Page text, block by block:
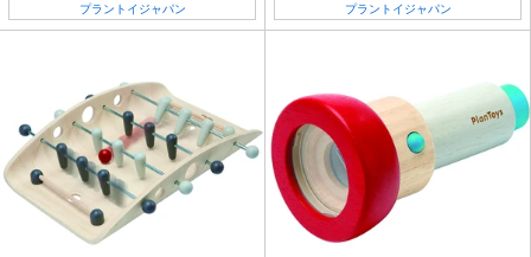
プラントイジャパン プラントイジャパン